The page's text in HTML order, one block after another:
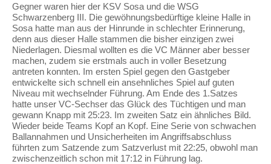
Gegner waren hier der KSV Sosa und die WSG
Schwarzenberg III. Die gewöhnungsbedürftige kleine Halle in
Sosa hatte man aus der Hinrunde in schlechter Erinnerung,
denn aus dieser Halle stammen die bisher einzigen zwei
Niederlagen. Diesmal wollten es die VC Männer aber besser
machen, zudem sie erstmals auch in voller Besetzung
antreten konnten. Im ersten Spiel gegen den Gastgeber
entwickelte sich schnell ein ansehnliches Spiel auf guten
Niveau mit wechselnder Führung. Am Ende des 1.Satzes
hatte unser VC-Sechser das Glück des Tüchtigen und man
gewann Knapp mit 25:23. Im zweiten Satz ein ähnliches Bild.
Wieder beide Teams Kopf an Kopf. Eine Serie von schwachen
Ballannahmen und Unsicherheiten im Angriffsabschluss
führten zum Satzende zum Satzverlust mit 22:25, obwohl man
zwischenzeitlich schon mit 17:12 in Führung lag.